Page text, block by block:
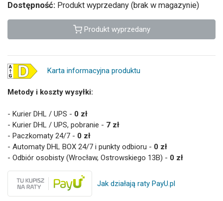
Dostępność: Produkt wyprzedany (brak w magazynie)
Produkt wyprzedany
Karta informacyjna produktu
Metody i koszty wysyłki:
- Kurier DHL / UPS - 0 zł
- Kurier DHL / UPS, pobranie - 7 zł
- Paczkomaty 24/7 - 0 zł
- Automaty DHL BOX 24/7 i punkty odbioru - 0 zł
- Odbiór osobisty (Wrocław, Ostrowskiego 13B) - 0 zł
Jak działają raty PayU.pl